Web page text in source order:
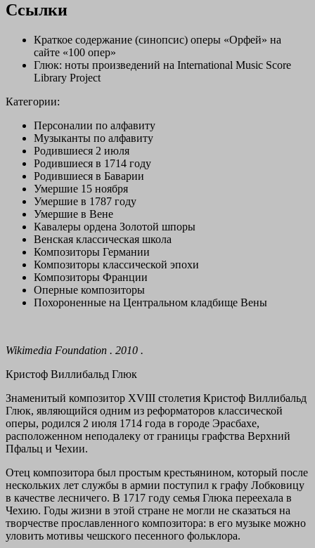
Ссылки
Краткое содержание (синопсис) оперы «Орфей» на
сайте «100 опер»
Глюк: ноты произведений на International Music Score
Library Project
Категории:
Персоналии по алфавиту
Музыканты по алфавиту
Родившиеся 2 июля
Родившиеся в 1714 году
Родившиеся в Баварии
Умершие 15 ноября
Умершие в 1787 году
Умершие в Вене
Кавалеры ордена Золотой шпоры
Венская классическая школа
Композиторы Германии
Композиторы классической эпохи
Композиторы Франции
Оперные композиторы
Похороненные на Центральном кладбище Вены
Wikimedia Foundation . 2010 .
Кристоф Виллибальд Глюк
Знаменитый композитор XVIII столетия Кристоф Виллибальд
Глюк, являющийся одним из реформаторов классической
оперы, родился 2 июля 1714 года в городе Эрасбахе,
расположенном неподалеку от границы графства Верхний
Пфальц и Чехии.
Отец композитора был простым крестьянином, который после
нескольких лет службы в армии поступил к графу Лобковицу
в качестве лесничего. В 1717 году семья Глюка переехала в
Чехию. Годы жизни в этой стране не могли не сказаться на
творчестве прославленного композитора: в его музыке можно
уловить мотивы чешского песенного фольклора.